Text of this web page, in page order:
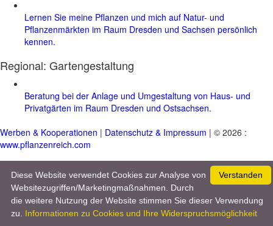
Lernen Sie meine Pflanzen und mich auf Natur- und
Pflanzenmärkten im Raum Dresden und Sachsen persönlich
kennen.
Regional: Gartengestaltung
Beratung bei der Anlage und Umgestaltung von Haus- und
Privatgärten im Raum Dresden und Ostsachsen.
Werben & Kooperationen | Datenschutz & Impressum | © 2026 :
www.pflanzenreich.com
Verstanden
Diese Website verwendet Cookies zur Analyse von
Websitezugriffen/Marketingmaßnahmen. Durch
die weitere Nutzung der Website stimmen Sie dieser Verwendung
zu. Informationen zu Cookies und Ihre Widerspruchsmöglichkeit